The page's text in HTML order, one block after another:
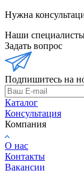
Нужна
Наши
Задать вопрос
Подпишитесь на
Каталог
Консультация
Компания
О нас
Контакты
Вакансии